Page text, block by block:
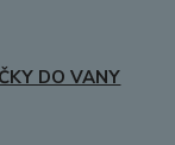
DO VANY